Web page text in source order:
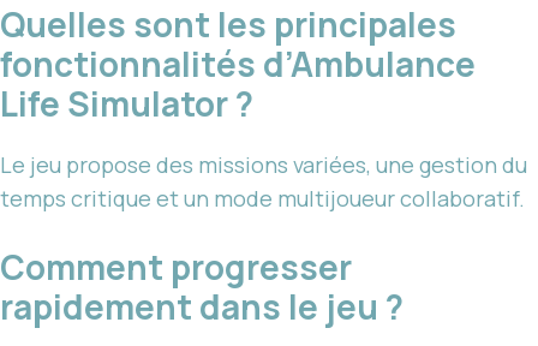
Quelles sont les principales
fonctionnalités d’Ambulance
Life Simulator ?
Le jeu propose des missions variées, une gestion du
temps critique et un mode multijoueur collaboratif.
Comment progresser
rapidement dans le jeu ?